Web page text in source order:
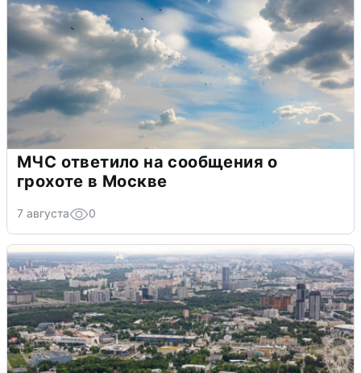
МЧС ответило на сообщения о
грохоте в Москве
7 августа 0